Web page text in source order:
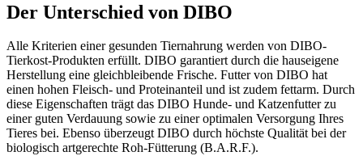
Der Unterschied von DIBO
Alle Kriterien einer gesunden Tiernahrung werden von DIBO-
Tierkost-Produkten erfüllt. DIBO garantiert durch die hauseigene
Herstellung eine gleichbleibende Frische. Futter von DIBO hat
einen hohen Fleisch- und Proteinanteil und ist zudem fettarm. Durch
diese Eigenschaften trägt das DIBO Hunde- und Katzenfutter zu
einer guten Verdauung sowie zu einer optimalen Versorgung Ihres
Tieres bei. Ebenso überzeugt DIBO durch höchste Qualität bei der
biologisch artgerechte Roh-Fütterung (B.A.R.F.).